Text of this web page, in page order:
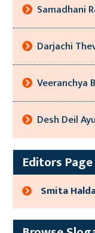
Samadhani
Darjachi
Veeranchya
Desh Deil
Editors Page
Smita